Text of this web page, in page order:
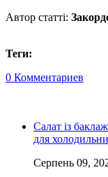
Автор статті:
Теги:
0 Комментариев
Салат із
для
Серпень 09,